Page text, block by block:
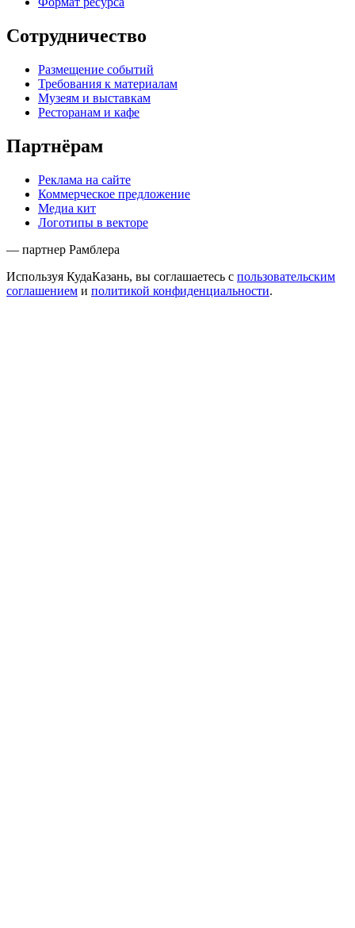
Сотрудничество
Размещение событий
Требования к материалам
Музеям и выставкам
Ресторанам и кафе
Партнёрам
Реклама на сайте
Коммерческое предложение
Медиа кит
Логотипы в векторе
— партнер Рамблера
Используя КудаКазань, вы соглашаетесь с пользовательским
соглашением и политикой конфиденциальности.